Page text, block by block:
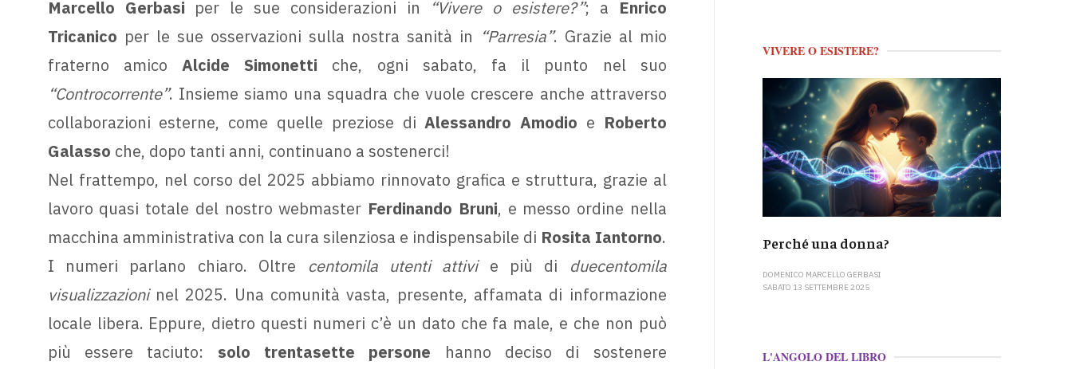
Marcello Gerbasi per le sue considerazioni in “Vivere o esistere?”; a Enrico
Tricanico per le sue osservazioni sulla nostra sanità in “Parresia”. Grazie al mio
fraterno amicoAlcide Simonetti che, ogni sabato, fa il punto nel suo
“Controcorrente”. Insieme siamo una squadra che vuole crescere anche attraverso
collaborazioni esterne, come quelle preziose diAlessandro Amodio e Roberto
Galasso che, dopo tanti anni, continuano a sostenerci!
Nel frattempo, nel corso del 2025 abbiamo rinnovato grafica e struttura, grazie al
lavoro quasi totale del nostro webmaster Ferdinando Bruni, e messo ordine nella
macchina amministrativa con la cura silenziosa e indispensabile di Rosita Iantorno.
I numeri parlano chiaro. Oltre centomila utenti attivie più di duecentomila
visualizzazioninel 2025. Una comunità vasta, presente, affamata di informazione
locale libera. Eppure, dietro questi numeri c’è un dato che fa male, e che non può
più essere taciuto: solo trentasette persone hanno deciso di sostenere
VIVERE O ESISTERE?
Perché una donna?
DOMENICO MARCELLO GERBASI
SABATO 13 SETTEMBRE 2025
L'ANGOLO DEL LIBRO